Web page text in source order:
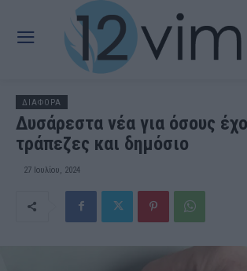
ΔΙΑΦΟΡΑ
Δυσάρεστα νέα για όσους
τράπεζες και δημόσιο
27 Ιουλίου, 2024